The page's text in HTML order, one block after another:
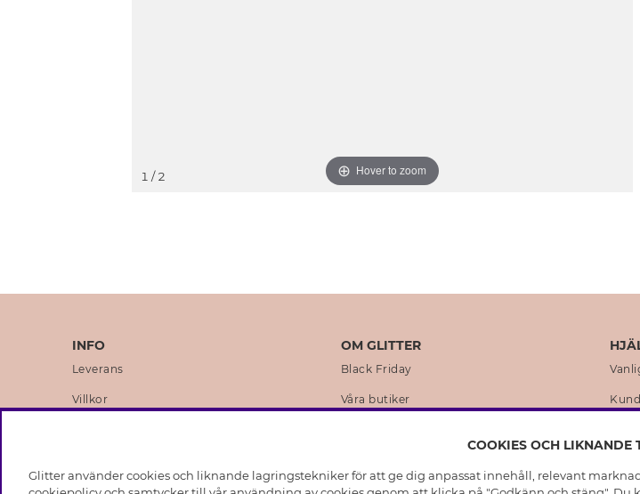
Hover to zoom
1 / 2
INFO
Leverans
Villkor
Medlemsvillkor
OM GLITTER
Black Friday
Våra butiker
Hållbarhet
COOKIES OCH LIKNANDE
Glitter använder cookies och liknande lagringstekniker för att ge dig anpassat innehåll, relevant